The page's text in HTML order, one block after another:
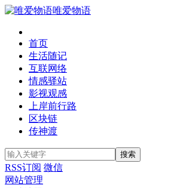
唯爱物语
首页
生活随记
互联网络
情感驿站
影视观感
上岸前行路
区块链
传神渡
RSS订阅 微信
网站管理